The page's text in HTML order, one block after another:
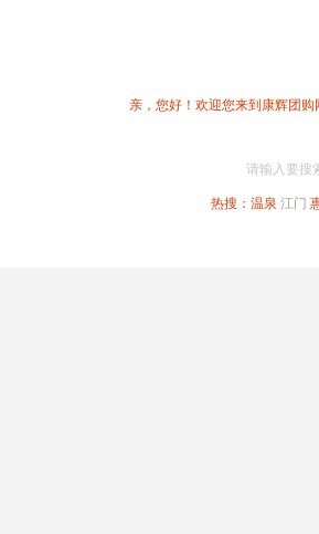
亲，您好！欢迎您来到康辉团购
请输入要搜
热搜： 温泉 江门